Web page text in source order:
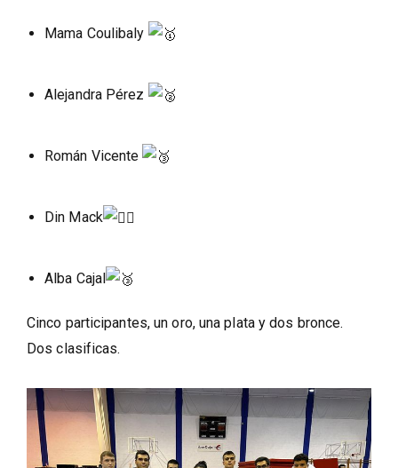
Mama Coulibaly
Alejandra Pérez
Román Vicente
Din Mack
Alba Cajal
Cinco participantes, un oro, una plata y dos bronce.
Dos clasificas.